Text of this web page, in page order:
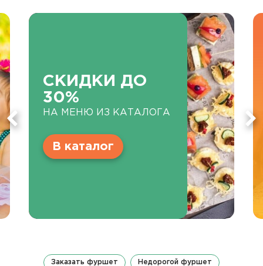
СКИДКИ ДО
30%
НА МЕНЮ ИЗ КАТАЛОГА
В каталог
Заказать фуршет Недорогой фуршет